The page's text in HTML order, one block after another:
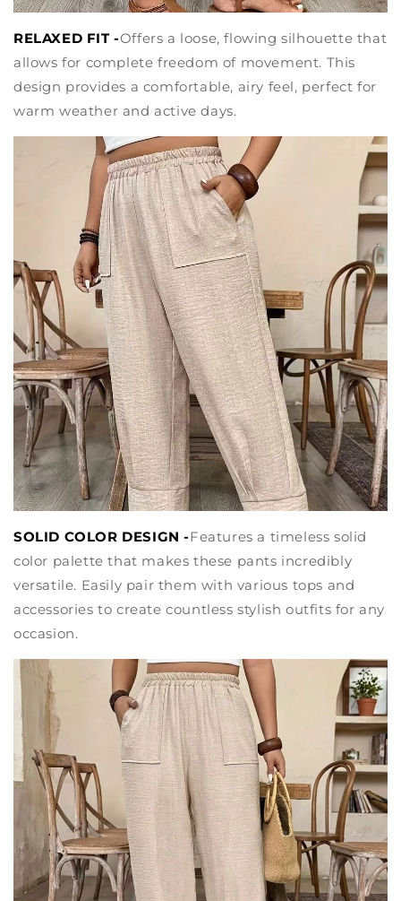
RELAXED FIT -Offers a loose, flowing silhouette that
allows for complete freedom of movement. This
design provides a comfortable, airy feel, perfect for
warm weather and active days.
SOLID COLOR DESIGN -Features a timeless solid
color palette that makes these pants incredibly
versatile. Easily pair them with various tops and
accessories to create countless stylish outfits for any
occasion.